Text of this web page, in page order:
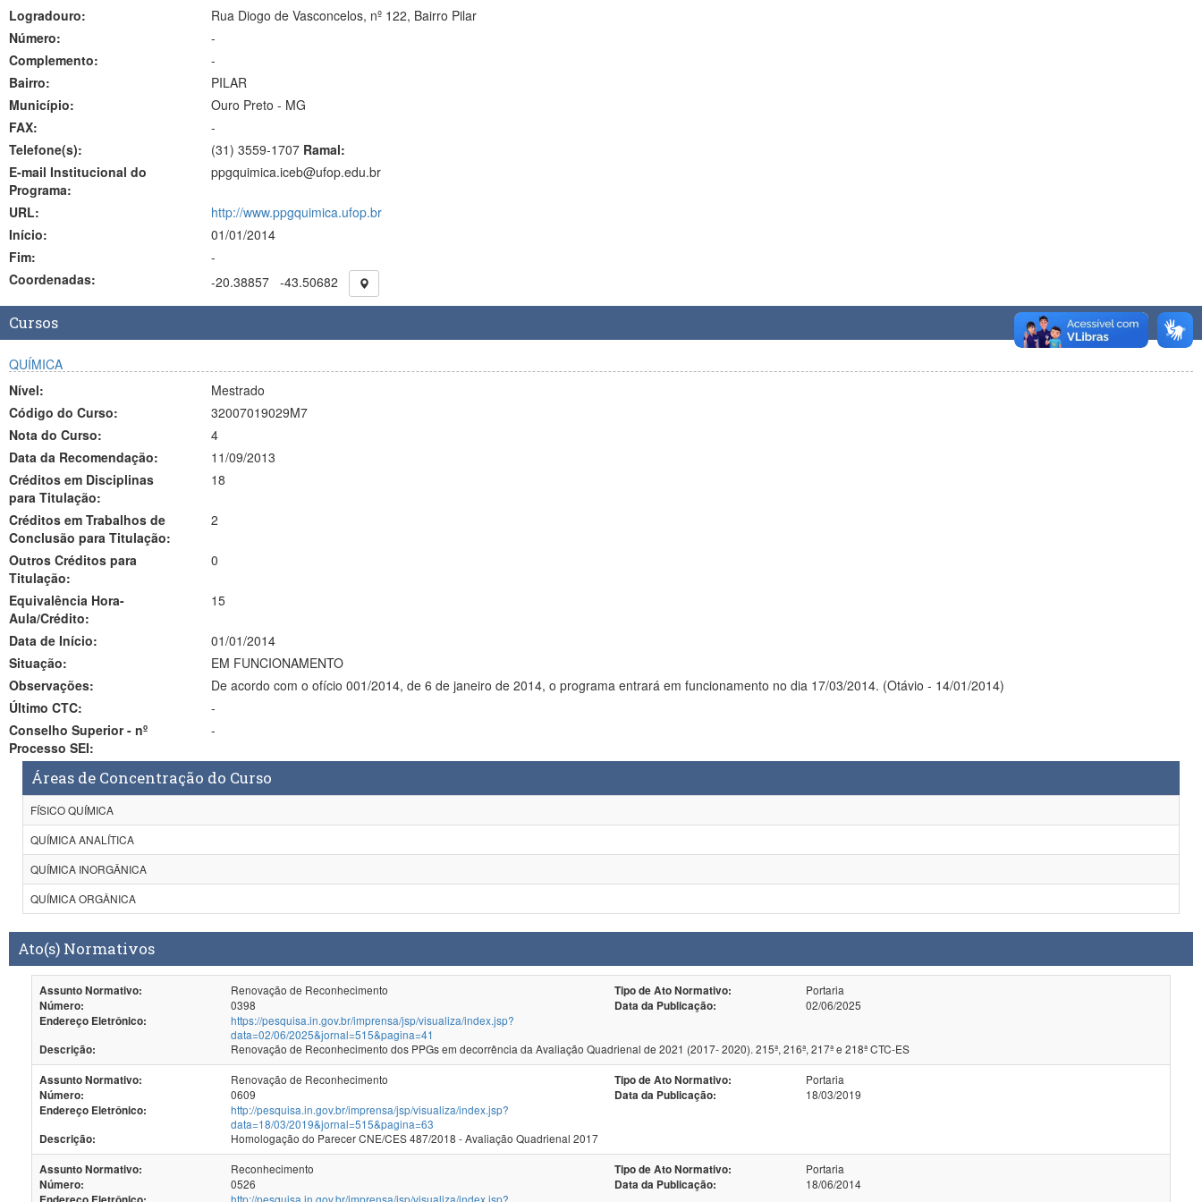
Logradouro:
Rua Diogo de Vasconcelos, nº 122, Bairro Pilar
Número:
-
Complemento:
-
Bairro:
PILAR
Município:
Ouro Preto - MG
FAX:
-
Telefone(s):
(31) 3559-1707 Ramal:
E-mail Institucional do
Programa:
ppgquimica.iceb@ufop.edu.br
URL:
http://www.ppgquimica.ufop.br
Início:
01/01/2014
Fim:
-
Coordenadas:
-20.38857 -43.50682
Cursos
QUÍMICA
Nível:
Mestrado
Código do Curso:
32007019029M7
Nota do Curso:
4
Data da Recomendação:
11/09/2013
Créditos em Disciplinas
para Titulação:
18
Créditos em Trabalhos de
Conclusão para Titulação:
2
Outros Créditos para
Titulação:
0
Equivalência Hora-
Aula/Crédito:
15
Data de Início:
01/01/2014
Situação:
EM FUNCIONAMENTO
Observações:
De acordo com o ofício 001/2014, de 6 de janeiro de 2014, o programa entrará em funcionamento no dia 17/03/2014. (Otávio - 14/01/2014)
Último CTC:
-
Conselho Superior - nº
Processo SEI:
-
Áreas de Concentração do Curso
FÍSICO QUÍMICA
QUÍMICA ANALÍTICA
QUÍMICA INORGÂNICA
QUÍMICA ORGÂNICA
Ato(s) Normativos
Assunto Normativo: Renovação de Reconhecimento Tipo de Ato Normativo:
Portaria
Número:
0398 Data da Publicação:
02/06/2025
Endereço Eletrônico:
https://pesquisa.in.gov.br/imprensa/jsp/visualiza/index.jsp?
data=02/06/2025&jornal=515&pagina=41
Descrição:
Renovação de Reconhecimento dos PPGs em decorrência da Avaliação Quadrienal de 2021 (2017- 2020). 215ª, 216ª, 217ª e 218ª CTC-ES
Assunto Normativo: Renovação de Reconhecimento Tipo de Ato Normativo:
Portaria
Número:
0609 Data da Publicação:
18/03/2019
Endereço Eletrônico:
http://pesquisa.in.gov.br/imprensa/jsp/visualiza/index.jsp?
data=18/03/2019&jornal=515&pagina=63
Descrição:
Homologação do Parecer CNE/CES 487/2018 - Avaliação Quadrienal 2017
Assunto Normativo: Reconhecimento Tipo de Ato Normativo:
Portaria
Número:
0526 Data da Publicação:
18/06/2014
http://pesquisa.in.gov.br/imprensa/jsp/visualiza/index.jsp?